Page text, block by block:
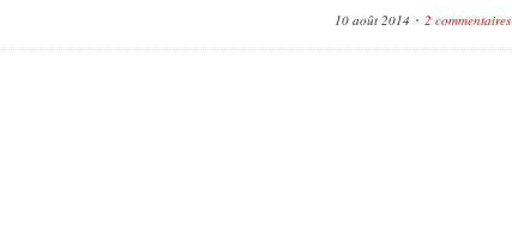
10 août 2014 2 commentaires